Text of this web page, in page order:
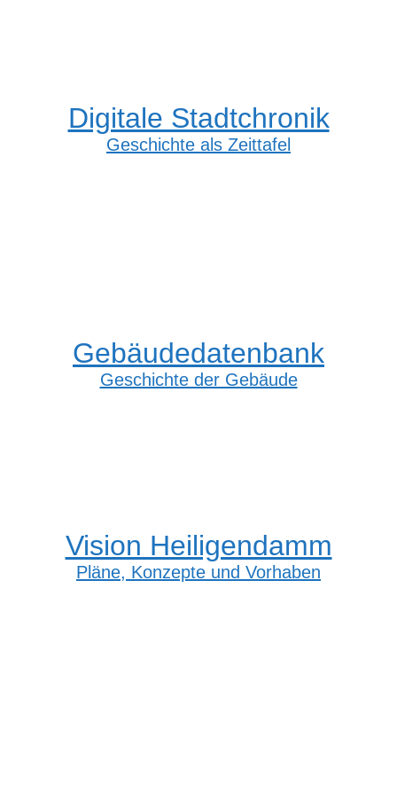
Digitale Stadtchronik
Geschichte als Zeittafel
Gebäudedatenbank
Geschichte der Gebäude
Vision Heiligendamm
Pläne, Konzepte und Vorhaben